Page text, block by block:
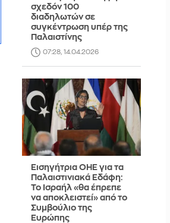
σχεδόν 100
διαδηλωτών σε
συγκέντρωση υπέρ της
Παλαιστίνης
07:28, 14.04.2026
Εισηγήτρια ΟΗΕ για τα
Παλαιστινιακά Εδάφη:
Το Ισραήλ «θα έπρεπε
να αποκλειστεί» από το
Συμβούλιο της
Ευρώπης